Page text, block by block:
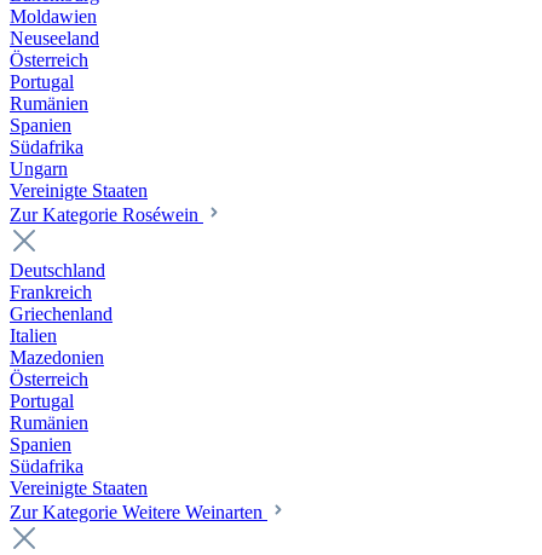
Moldawien
Neuseeland
Österreich
Portugal
Rumänien
Spanien
Südafrika
Ungarn
Vereinigte Staaten
Zur Kategorie Roséwein
Deutschland
Frankreich
Griechenland
Italien
Mazedonien
Österreich
Portugal
Rumänien
Spanien
Südafrika
Vereinigte Staaten
Zur Kategorie Weitere Weinarten